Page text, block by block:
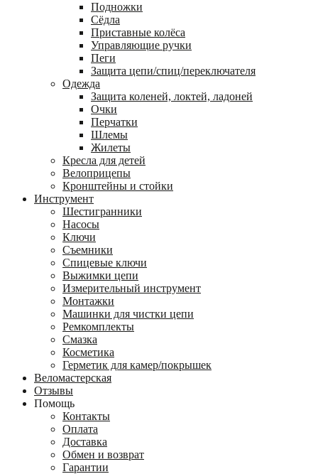
Подножки
Сёдла
Приставные колёса
Управляющие ручки
Пеги
Защита цепи/спиц/переключателя
Одежда
Защита коленей, локтей, ладоней
Очки
Перчатки
Шлемы
Жилеты
Кресла для детей
Велоприцепы
Кронштейны и стойки
Инструмент
Шестигранники
Насосы
Ключи
Съемники
Спицевые ключи
Выжимки цепи
Измерительный инструмент
Монтажки
Машинки для чистки цепи
Ремкомплекты
Смазка
Косметика
Герметик для камер/покрышек
Веломастерская
Отзывы
Помощь
Контакты
Оплата
Доставка
Обмен и возврат
Гарантии